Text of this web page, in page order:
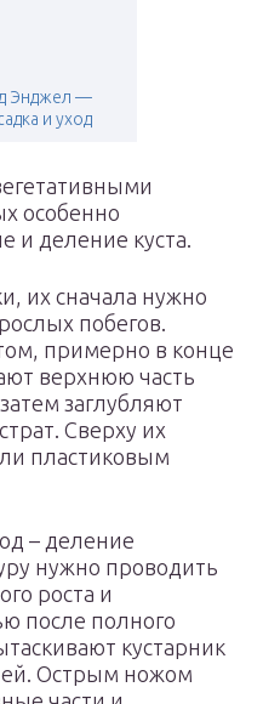
Энджел —
и уход
особенно
и деление куста.
их сначала нужно
побегов.
примерно в конце
верхнюю часть
заглубляют
Сверху их
пластиковым
– деление
нужно проводить
роста и
после полного
кустарник
Острым ножом